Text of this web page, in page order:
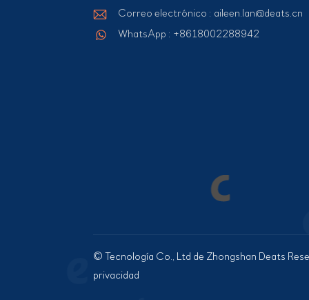
Correo electrónico : aileen.lan@deats.cn
WhatsApp : +8618002288942
© Tecnología Co., Ltd de Zhongshan Deats
privacidad